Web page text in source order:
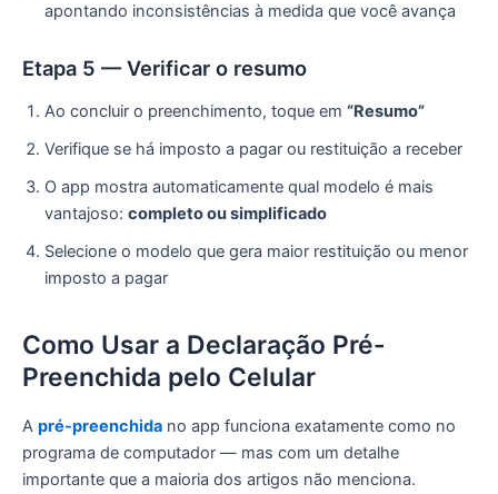
apontando inconsistências à medida que você avança
Etapa 5 — Verificar o resumo
Ao concluir o preenchimento, toque em “Resumo”
Verifique se há imposto a pagar ou restituição a receber
O app mostra automaticamente qual modelo é mais
vantajoso: completo ou simplificado
Selecione o modelo que gera maior restituição ou menor
imposto a pagar
Como Usar a Declaração Pré-
Preenchida pelo Celular
A pré-preenchida no app funciona exatamente como no
programa de computador — mas com um detalhe
importante que a maioria dos artigos não menciona.